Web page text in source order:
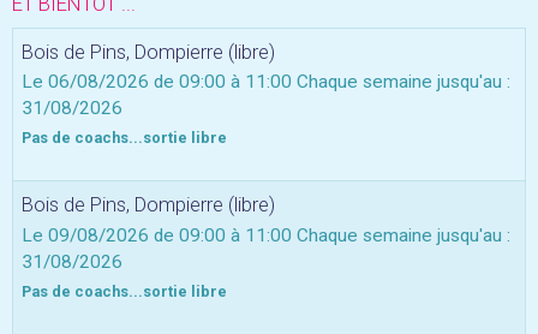
Bois de Pins, Dompierre (libre)
Le 06/08/2026 de 09:00 à 11:00 Chaque semaine jusqu'au :
31/08/2026
Pas de coachs...sortie libre
Bois de Pins, Dompierre (libre)
Le 09/08/2026 de 09:00 à 11:00 Chaque semaine jusqu'au :
31/08/2026
Pas de coachs...sortie libre